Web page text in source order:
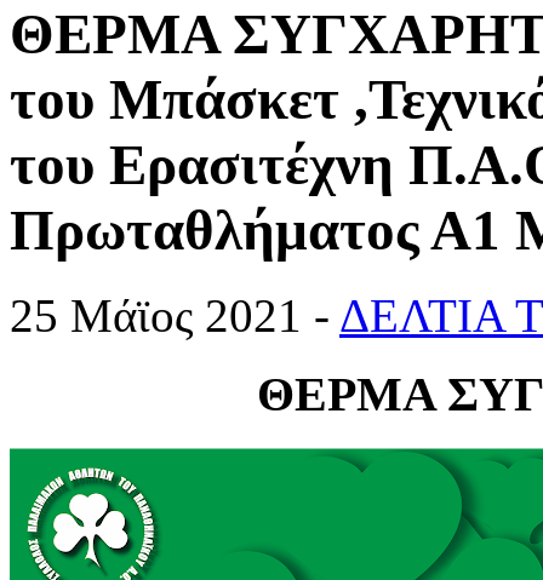
ΘΕΡΜΑ
του Μπάσκετ
του Ερασιτέχνη
Πρωταθλήματος Α1
25 Μάϊος 2021 - ΔΕΛΤΙΑ
ΘΕΡΜΑ